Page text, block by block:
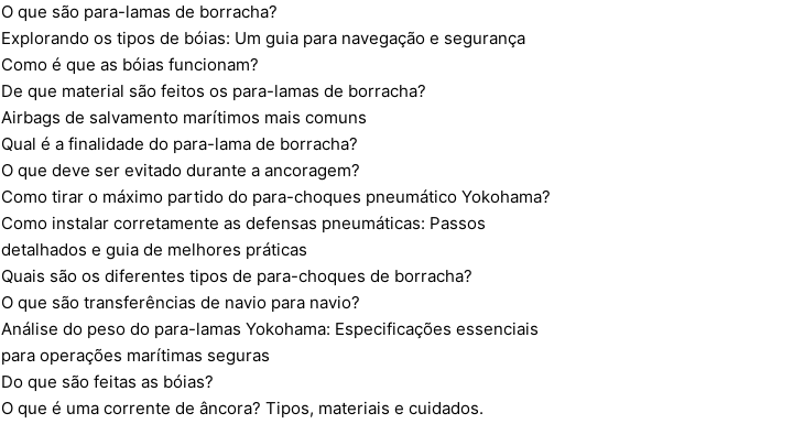
O que são para-lamas de borracha?
Explorando os tipos de bóias: Um guia para navegação e segurança
Como é que as bóias funcionam?
De que material são feitos os para-lamas de borracha?
Airbags de salvamento marítimos mais comuns
Qual é a finalidade do para-lama de borracha?
O que deve ser evitado durante a ancoragem?
Como tirar o máximo partido do para-choques pneumático Yokohama?
Como instalar corretamente as defensas pneumáticas: Passos
detalhados e guia de melhores práticas
Quais são os diferentes tipos de para-choques de borracha?
O que são transferências de navio para navio?
Análise do peso do para-lamas Yokohama: Especificações essenciais
para operações marítimas seguras
Do que são feitas as bóias?
O que é uma corrente de âncora? Tipos, materiais e cuidados.